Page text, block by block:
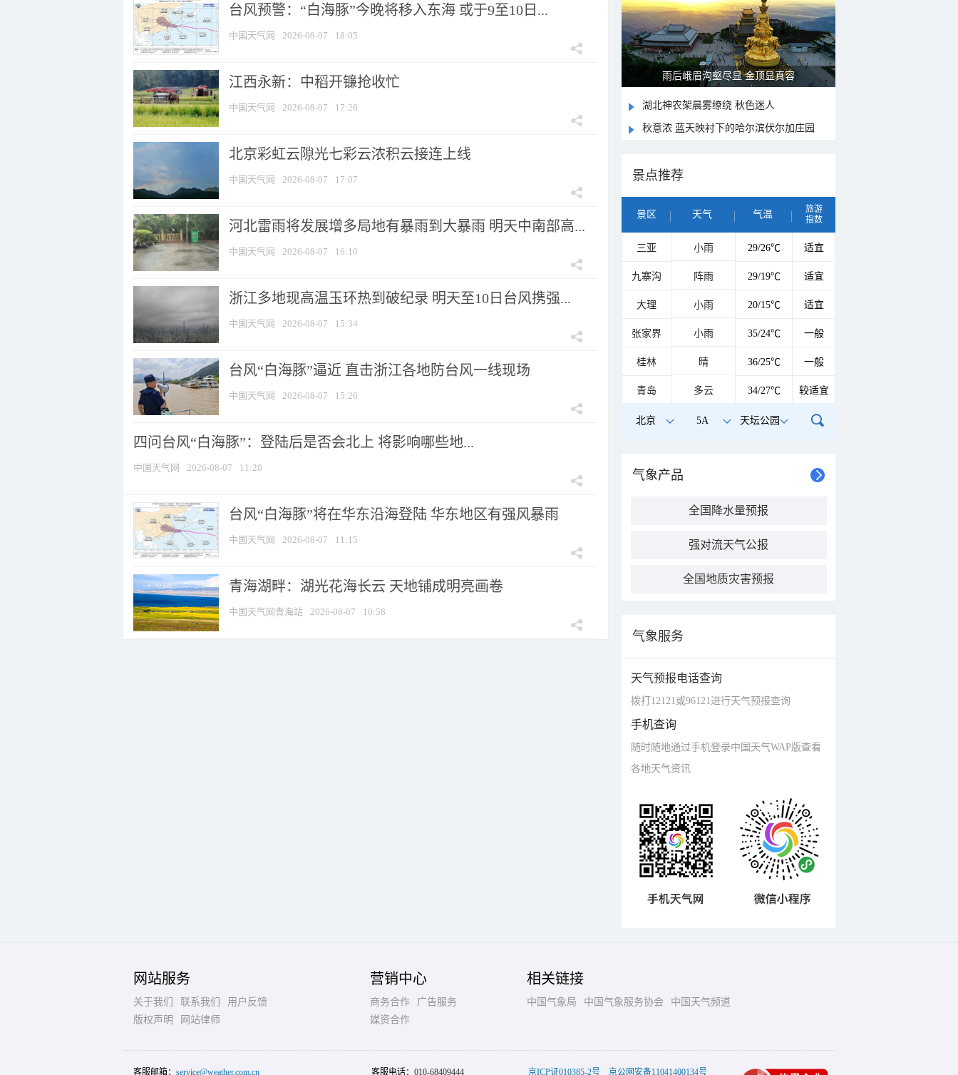
台风预警：“白海豚”今晚将移入东海 或于9至10日...
中国天气网 2026-08-07 18:05
江西永新：中稻开镰抢收忙
中国天气网 2026-08-07 17:26
北京彩虹云隙光七彩云浓积云接连上线
中国天气网 2026-08-07 17:07
河北雷雨将发展增多局地有暴雨到大暴雨 明天中南部高...
中国天气网 2026-08-07 16:10
浙江多地现高温玉环热到破纪录 明天至10日台风携强...
中国天气网 2026-08-07 15:34
台风“白海豚”逼近 直击浙江各地防台风一线现场
中国天气网 2026-08-07 15:26
四问台风“白海豚”：登陆后是否会北上 将影响哪些地...
中国天气网 2026-08-07 11:20
台风“白海豚”将在华东沿海登陆 华东地区有强风暴雨
中国天气网 2026-08-07 11:15
青海湖畔：湖光花海长云 天地铺成明亮画卷
中国天气网青海站 2026-08-07 10:58
雨后峨眉沟壑尽显 金顶显真容
湖北神农架晨雾缭绕 秋色迷人
秋意浓 蓝天映衬下的哈尔滨伏尔加庄园
景点推荐
景区 天气 气温
旅游
指数
三亚 小雨 29/26℃ 适宜
九寨沟 阵雨 29/19℃ 适宜
大理 小雨 20/15℃ 适宜
张家界 小雨 35/24℃ 一般
桂林 晴 36/25℃ 一般
青岛 多云 34/27℃ 较适宜
北京 5A 天坛公园
气象产品
全国降水量预报
强对流天气公报
全国地质灾害预报
气象服务
天气预报电话查询
拨打12121或96121进行天气预报查询
手机查询
随时随地通过手机登录中国天气WAP版查看
各地天气资讯
网站服务
关于我们 联系我们
用户反馈
版权声明
网站律师
营销中心
商务合作
广告服务
媒资合作
相关链接
中国气象局 中国气象服务协会 中国天气频道
客服邮箱： service@weather.com.cn 客服电话： 010-68409444 京ICP证010385-2号 京公网安备11041400134号